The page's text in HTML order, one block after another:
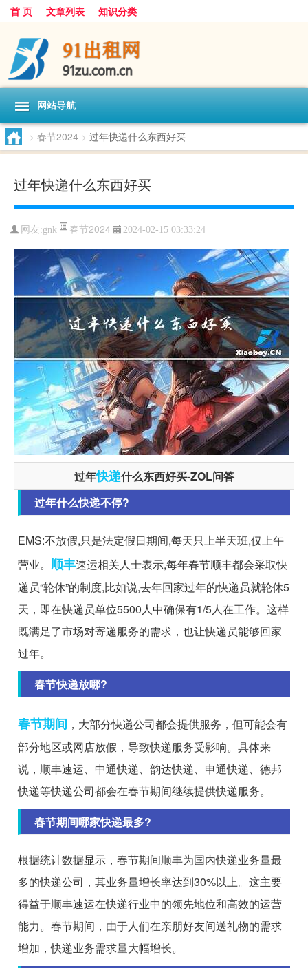
首 页 文章列表 知识分类
网站导航
> 春节2024 > 过年快递什么东西好买
过年快递什么东西好买
网友:gnk 春节2024 2024-02-15 03:33:24
过年快递什么东西好买-ZOL问答
过年什么快递不停?
EMS:不放假,只是法定假日期间,每天只上半天班,仅上午
营业。 顺丰速运相关人士表示,每年春节顺丰都会采取快
递员“轮休”的制度,比如说,去年回家过年的快递员就轮休5
天，即在快递员单位5500人中确保有1/5人在工作。这样
既满足了市场对寄递服务的需求，也让快递员能够回家
过年。
春节快递放哪?
春节期间 ，大部分快递公司都会提供服务，但可能会有
部分地区或网店放假，导致快递服务受影响。具体来
说，顺丰速运、中通快递、韵达快递、申通快递、德邦
快递等快递公司都会在春节期间继续提供快递服务。
春节期间哪家快递最多?
根据统计数据显示，春节期间顺丰为国内快递业务量最
多的快递公司，其业务量增长率达到30%以上。这主要
得益于顺丰速运在快递行业中的领先地位和高效的运营
能力。春节期间，由于人们在亲朋好友间送礼物的需求
增加，快递业务需求量大幅增长。